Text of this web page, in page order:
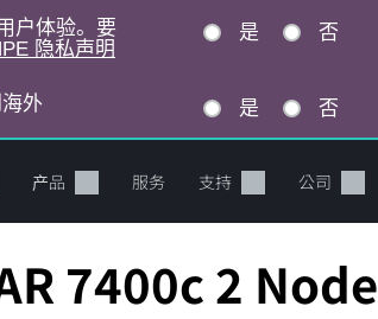
户体验。要
隐私声明
是 否
外 是 否
产品 服务 支持 公司
7400c 2 Node